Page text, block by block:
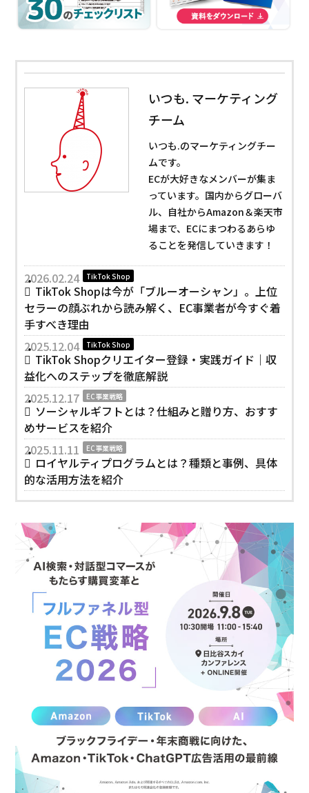
いつも. マーケティング
チーム
いつも.のマーケティングチー
ムです。
ECが大好きなメンバーが集ま
っています。国内からグローバ
ル、自社からAmazon＆楽天市
場まで、ECにまつわるあらゆ
ることを発信していきます！
2026.02.24 TikTok Shop
TikTok Shopは今が「ブルーオーシャン」。上位
セラーの顔ぶれから読み解く、EC事業者が今すぐ着
手すべき理由
2025.12.04
TikTok Shop
TikTok Shopクリエイター登録・実践ガイド｜収
益化へのステップを徹底解説
2025.12.17
EC事業戦略
ソーシャルギフトとは？仕組みと贈り方、おすす
めサービスを紹介
2025.11.11
EC事業戦略
ロイヤルティプログラムとは？種類と事例、具体
的な活用方法を紹介